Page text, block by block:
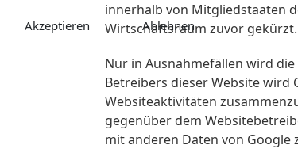
innerhalb von Mitgliedstaaten
Wirtschaftsraum zuvor gekürzt.
Nur in Ausnahmefällen wird
Betreibers dieser Website
Websiteaktivitäten
gegenüber dem
mit anderen Daten von Google
Akzeptieren Ablehnen